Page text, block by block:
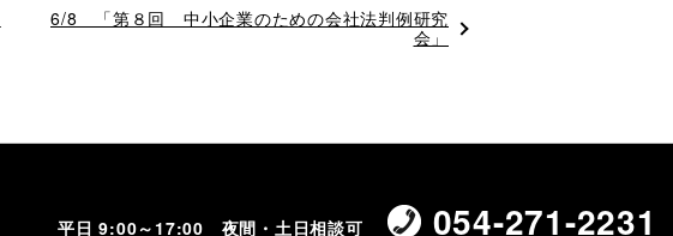
次
6/8 「第８回 中小企業のための会社法判例研究
会」
平日 9:00～17:00 夜間・土日相談可 054-271-2231